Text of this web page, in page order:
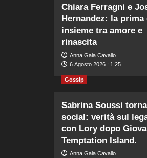
Chiara Ferragni e
Hernandez: la prima
insieme tra amore e
rinascita
Anna Gaia Cavallo
6 Agosto 2026 : 1:25
Gossip
Sabrina Soussi
social: verità sul
con Lory dopo
Temptation Island.
Anna Gaia Cavallo